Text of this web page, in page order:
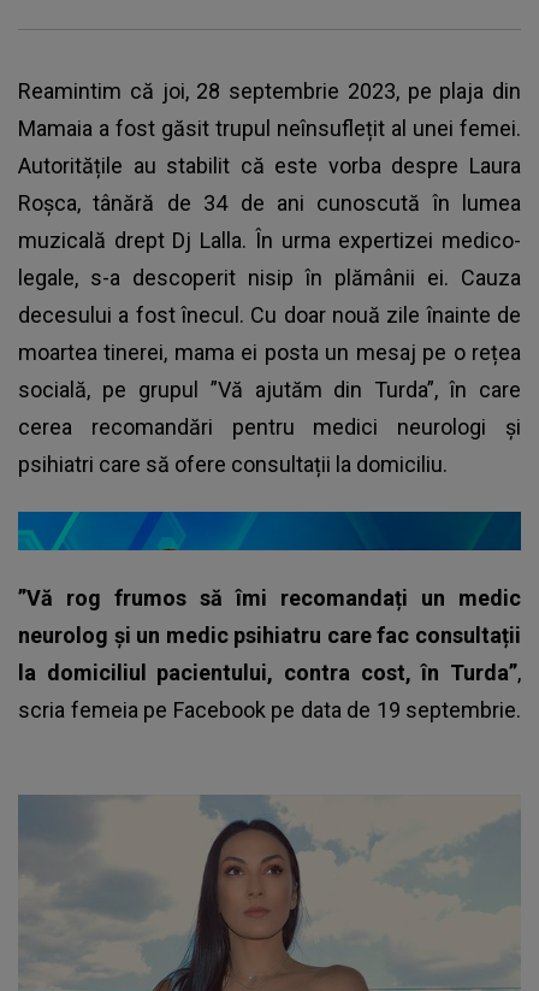
Reamintim că joi, 28 septembrie 2023, pe plaja din
Mamaia a fost găsit trupul neînsuflețit al unei femei.
Autoritățile au stabilit că este vorba despre Laura
Roșca, tânără de 34 de ani cunoscută în lumea
muzicală drept Dj Lalla. În urma expertizei medico-
legale, s-a descoperit nisip în plămânii ei. Cauza
decesului a fost înecul. Cu doar nouă zile înainte de
moartea tinerei, mama ei posta un mesaj pe o rețea
socială, pe grupul ”Vă ajutăm din Turda”, în care
cerea recomandări pentru medici neurologi și
psihiatri care să ofere consultații la domiciliu.
”Vă rog frumos să îmi recomandați un medic
neurolog și un medic psihiatru care fac consultații
la domiciliul pacientului, contra cost, în Turda”,
scria femeia pe Facebook pe data de 19 septembrie.